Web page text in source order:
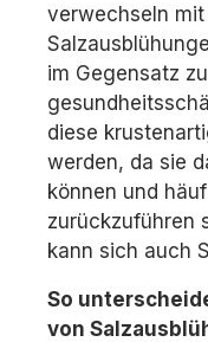
verwechseln
im Gegensatz
diese
werden, da sie
können und
zurückzuführen
kann sich auch
So
von